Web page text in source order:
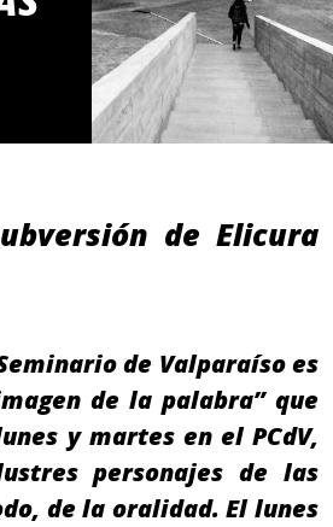
de Elicura
de Valparaíso es
de la palabra” que
y martes en el PCdV,
personajes de las
de la oralidad. El lunes